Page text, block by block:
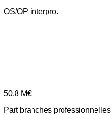
OS/OP interpro.
50.8 M€
Part branches professionnelles